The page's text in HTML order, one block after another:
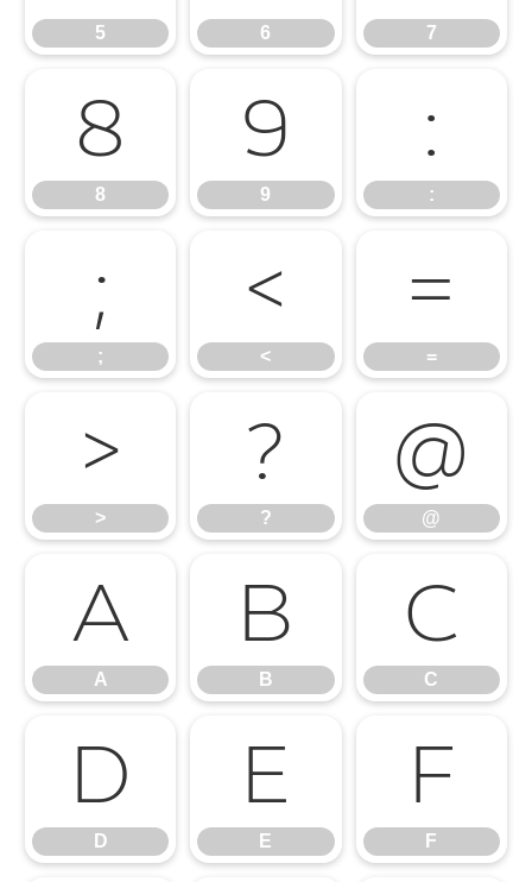
5 6 7
8
8
9
9
:
:
;
;
<
<
=
=
>
>
?
?
@
@
A
A
B
B
C
C
D
D
E
E
F
F